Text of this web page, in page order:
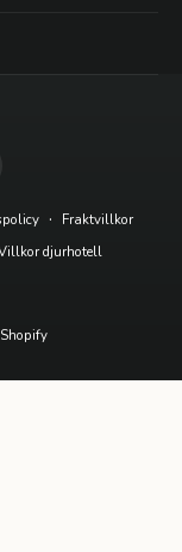
Fraktvillkor
djurhotell